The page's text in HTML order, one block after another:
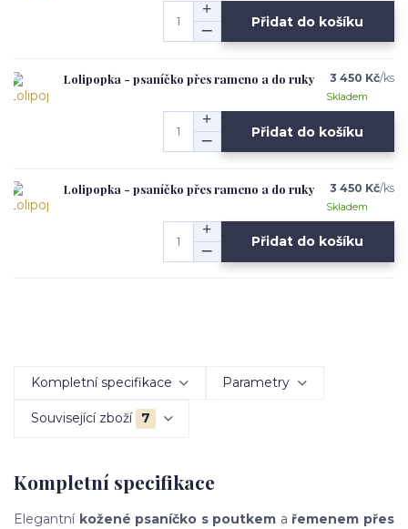
Přidat do košíku
Lolipopka - psaníčko přes rameno a do ruky 3 450 Kč/ks
Skladem
Přidat do košíku
Lolipopka - psaníčko přes rameno a do ruky 3 450 Kč/ks
Skladem
Přidat do košíku
Kompletní specifikace Parametry
Související zboží 7
Kompletní specifikace
Elegantní kožené psaníčko s poutkem a řemenem přes